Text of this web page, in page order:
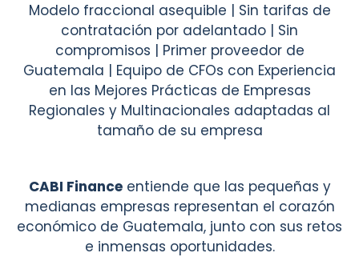
Modelo fraccional asequible | Sin tarifas de
contratación por adelantado | Sin
compromisos | Primer proveedor de
Guatemala | Equipo de CFOs con Experiencia
en las Mejores Prácticas de Empresas
Regionales y Multinacionales adaptadas al
tamaño de su empresa
CABI Financeentiende que las pequeñas y
medianas empresas representan el corazón
económico de Guatemala, junto con sus retos
e inmensas oportunidades.